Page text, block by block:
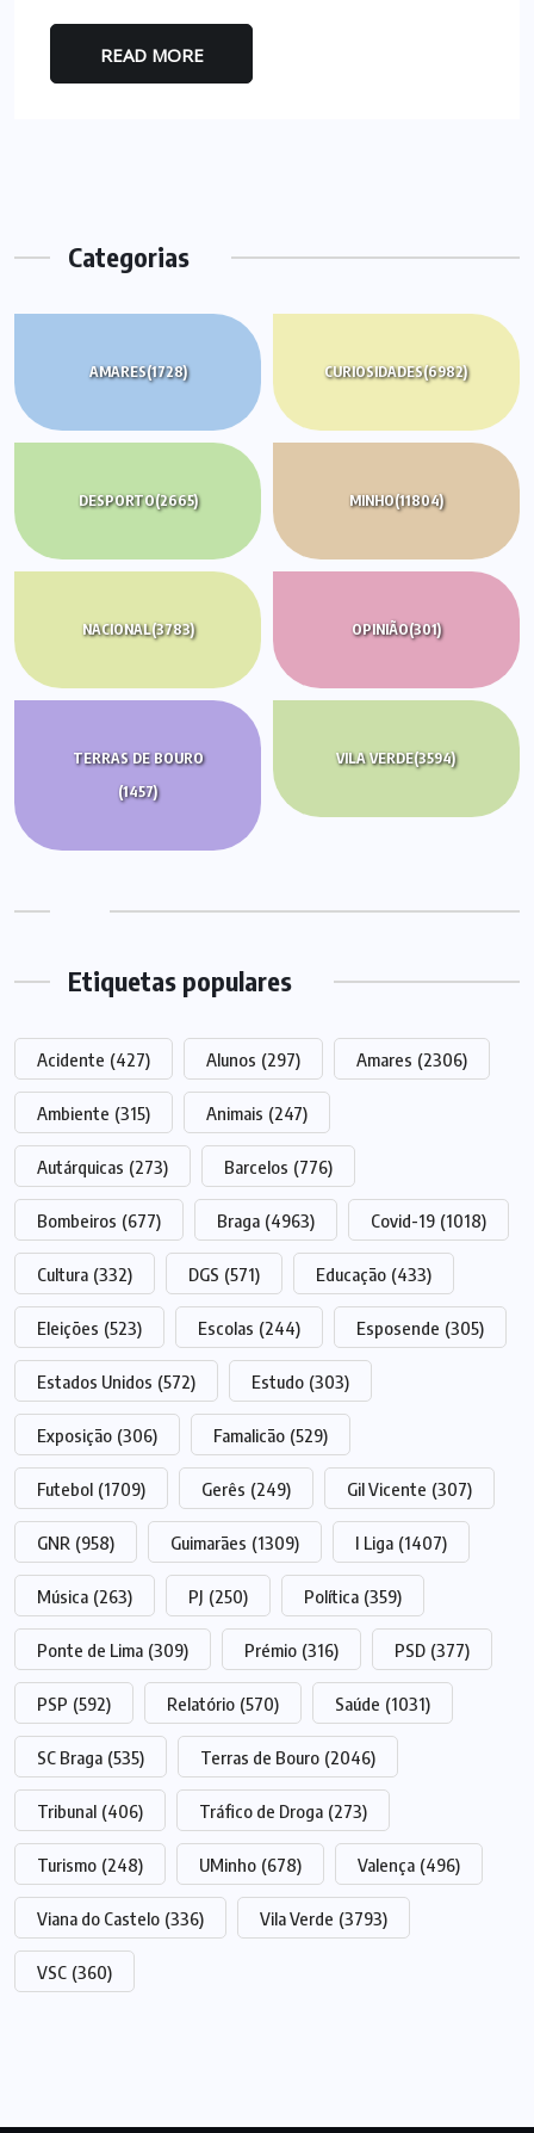
READ MORE
Categorias
AMARES(1728) CURIOSIDADES(6982)
DESPORTO(2665) MINHO(11804)
NACIONAL(3783) OPINIÃO(301)
TERRAS DE BOURO
(1457)
VILA VERDE(3594)
Etiquetas populares
Acidente (427) Alunos (297) Amares (2306)
Ambiente (315) Animais (247)
Autárquicas (273) Barcelos (776)
Bombeiros (677) Braga (4963) Covid-19 (1018)
Cultura (332) DGS (571) Educação (433)
Eleições (523) Escolas (244) Esposende (305)
Estados Unidos (572) Estudo (303)
Exposição (306) Famalicão (529)
Futebol (1709) Gerês (249) Gil Vicente (307)
GNR (958) Guimarães (1309) I Liga (1407)
Música (263) PJ (250) Política (359)
Ponte de Lima (309) Prémio (316) PSD (377)
PSP (592) Relatório (570) Saúde (1031)
SC Braga (535) Terras de Bouro (2046)
Tribunal (406) Tráfico de Droga (273)
Turismo (248) UMinho (678) Valença (496)
Viana do Castelo (336) Vila Verde (3793)
VSC (360)